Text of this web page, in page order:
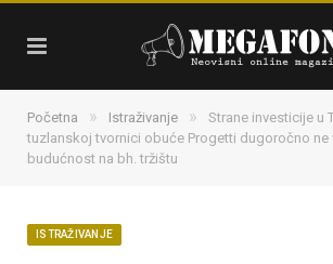
Početna » Istraživanje »
Strane investicije u
tuzlanskoj tvornici obuće Progetti dugoročno ne
budućnost na bh. tržištu
ISTRAŽIVANJE